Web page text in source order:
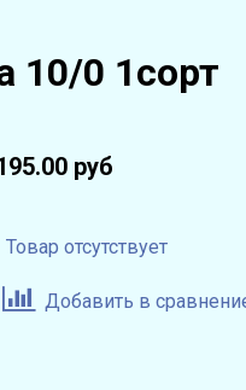
10/0 1сорт
руб
Товар отсутствует
Добавить в